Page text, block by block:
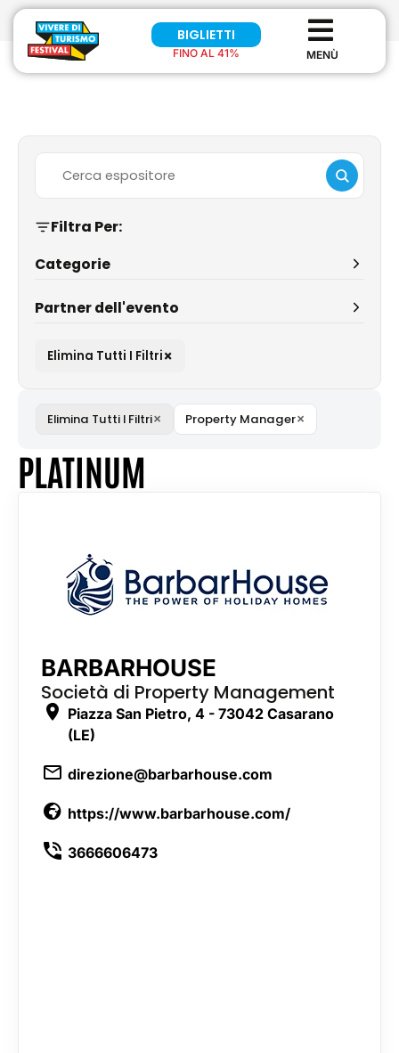
BIGLIETTI
FINO AL 41%
Filtra Per:
Categorie
Partner dell'evento
Elimina Tutti I Filtri×
Elimina Tutti I Filtri× Property Manager×
PLATINUM
BARBARHOUSE
Società di Property Management
Piazza San Pietro, 4 - 73042 Casarano
(LE)
direzione@barbarhouse.com
https://www.barbarhouse.com/
3666606473